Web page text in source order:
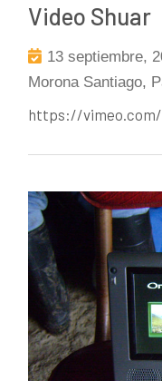
Video Shuar
13 septiembre,
Morona Santiago,
https://vimeo.com/